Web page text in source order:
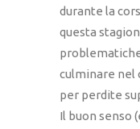
durante la
questa
culminare nel
per perdite
Il buon senso